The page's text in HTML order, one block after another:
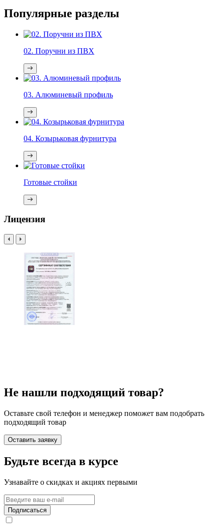
Популярные разделы
02. Поручни из ПВХ
03. Алюминевый профиль
04. Козырьковая фурнитура
Готовые стойки
Лицензия
Не нашли подходящий товар?
Оставьте свой телефон и менеджер поможет вам подобрать
подходящий товар
Оставить заявку
Будьте всегда в курсе
Узнавайте о скидках и акциях первыми
Подписаться